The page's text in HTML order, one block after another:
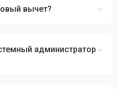
вычет?
администратор